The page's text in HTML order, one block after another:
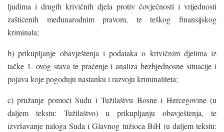
ljudima i drugih krivičnih djela protiv čovječnosti i vrijednosti
zaštićenih međunarodnim pravom, te teškog finansijskog
kriminala;
b) prikupljanje obavještenja i podataka o krivičnim djelima iz
tačke 1. ovog stava te praćenje i analiza bezbjednosne situacije i
pojava koje pogoduju nastanku i razvoju kriminaliteta;
c) pružanje pomoći Sudu i Tužilaštvu Bosne i Hercegovine (u
daljem tekstu: Tužilaštvo) u prikupljanju obavještenja, te
izvršavanje naloga Suda i Glavnog tužioca BiH (u daljem tekstu: